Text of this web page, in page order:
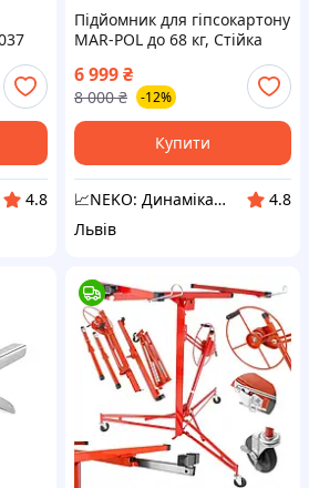
4.8
Підйомник для гіпсокартону
MAR-POL до 68 кг, Стійка
гіпсокартонних плит, OSB
та стельових панелей 3,5 м
6 999₴
8 000 ₴ -12%
Купити
📈NEKO: Динаміка інструментів для твого успіху
4.8
Львів